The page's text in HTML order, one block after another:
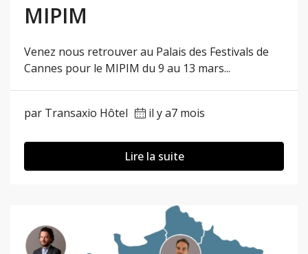
MIPIM
Venez nous retrouver au Palais des Festivals de
Cannes pour le MIPIM du 9 au 13 mars...
par Transaxio Hôtel il y a7 mois
Lire la suite